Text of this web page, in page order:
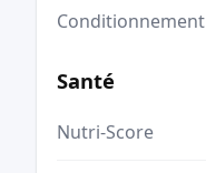
Conditionnement
Santé
Nutri-Score